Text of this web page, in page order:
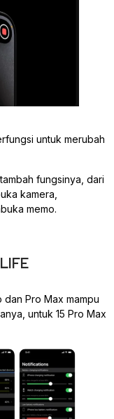
untuk merubah
fungsinya, dari
kamera,
memo.
dan Pro Max mampu
untuk 15 Pro Max